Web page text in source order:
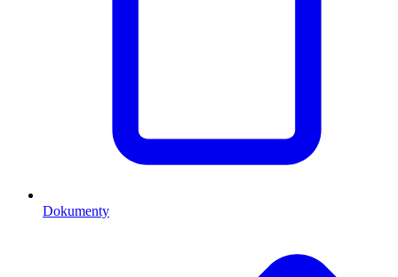
Dokumenty